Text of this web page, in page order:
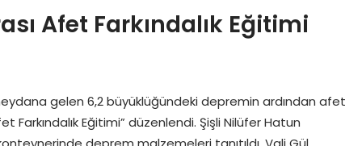
Afet Farkındalık Eğitimi
gelen 6,2 büyüklüğündeki depremin ardından afet
Eğitimi” düzenlendi. Şişli Nilüfer Hatun